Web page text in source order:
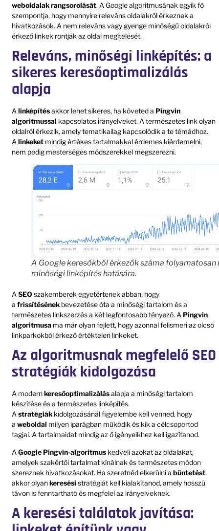
weboldalakrangsorolását. A Google algoritmusának egyik fő
szempontja, hogy mennyire releváns oldalakról érkeznek a
hivatkozások. A nem releváns vagy gyenge minőségű oldalakról
érkező linkek rontják az oldal megítélését.
Releváns, minőségi linképítés: a
sikeres keresőoptimalizálás
alapja
Alinképítésakkor lehet sikeres, ha követed a Pingvin
algoritmussal kapcsolatos irányelveket. A természetes link olyan
oldalról érkezik, amely tematikailag kapcsolódik a te témádhoz.
Alinkeket mindig értékes tartalmakkal érdemes kiérdemelni,
nem pedig mesterséges módszerekkel megszerezni.
A Google keresőkből érkezők száma folyamatosan
minőségi linképítés hatására.
ASEOszakemberek egyetértenek abban, hogy
a frissítésének bevezetése óta a minőségi tartalom és a
természetes linkszerzés a két legfontosabb tényező. A Pingvin
algoritmusa ma már olyan fejlett, hogy azonnal felismeri az olcsó
linkparkokból érkező értéktelen linkeket.
Az algoritmusnak megfelelő SEO
stratégiák kidolgozása
A modernkeresőoptimalizálásalapja a minőségi tartalom
készítése és a természetes linképítés.
Astratégiák kidolgozásánál figyelembe kell venned, hogy
a weboldal milyen iparágban működik és kik a célcsoportod
tagjai. A tartalmaidat mindig az ő igényeikhez kell igazítanod.
AGoogle Pingvin-algoritmus kedveli azokat az oldalakat,
amelyek szakértői tartalmat kínálnak és természetes módon
szereznek hivatkozásokat. Ha szeretnéd elkerülni a büntetést,
akkor olyankeresési stratégiát kell kialakítanod, amely hosszú
távon is fenntartható és megfelel az irányelveknek.
A keresési találatok javítása: